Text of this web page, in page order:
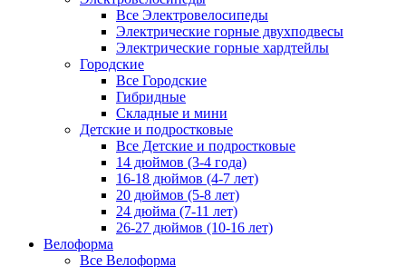
Все Электровелосипеды
Электрические горные двухподвесы
Электрические горные хардтейлы
Городские
Все Городские
Гибридные
Складные и мини
Детские и подростковые
Все Детские и подростковые
14 дюймов (3-4 года)
16-18 дюймов (4-7 лет)
20 дюймов (5-8 лет)
24 дюйма (7-11 лет)
26-27 дюймов (10-16 лет)
Велоформа
Все Велоформа